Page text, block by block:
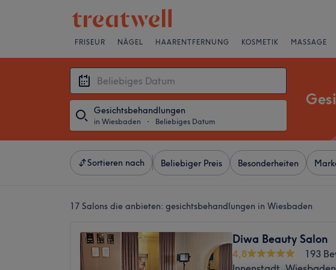
FRISEUR NÄGEL HAARENTFERNUNG KOSMETIK MASSAGE
Gesichtsbehandlungen
in Wiesbaden ・ Beliebiges Datum
Sortieren nach Beliebiger Preis Besonderheiten
17 Salons die anbieten: gesichtsbehandlungen in Wiesbaden
Diwa Beauty Salon
4,8
193